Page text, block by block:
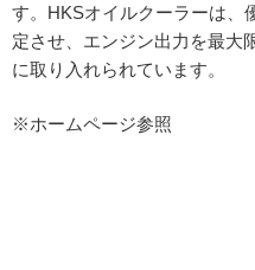
す。HKSオイルクーラーは、
定させ、エンジン出力を最大
に取り入れられています。
※ホームページ参照